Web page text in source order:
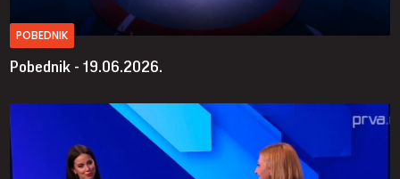
POBEDNIK
Pobednik - 19.06.2026.